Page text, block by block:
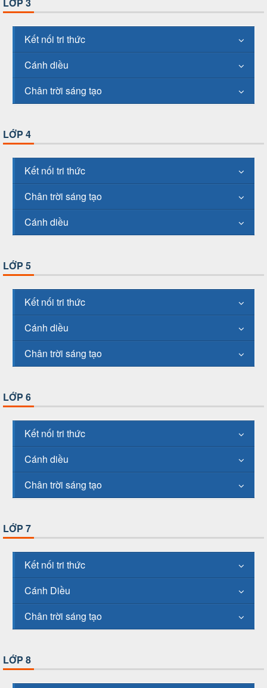
Kết nối tri thức
Cánh diều
Chân trời sáng tạo
LỚP 4
Kết nối tri thức
Chân trời sáng tạo
Cánh diều
LỚP 5
Kết nối tri thức
Cánh diều
Chân trời sáng tạo
LỚP 6
Kết nối tri thức
Cánh diều
Chân trời sáng tạo
LỚP 7
Kết nối tri thức
Cánh Diều
Chân trời sáng tạo
LỚP 8